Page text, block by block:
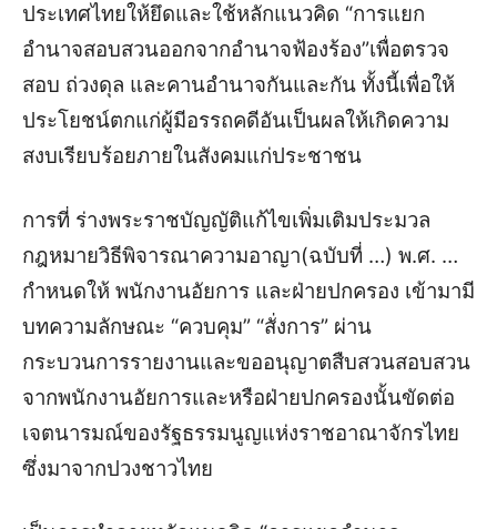
ประเทศไทยให้ยึดและใช้หลักแนวคิด “การแยก
อำนาจสอบสวนออกจากอำนาจฟ้องร้อง”เพื่อตรวจ
สอบ ถ่วงดุล และคานอำนาจกันและกัน ทั้งนี้เพื่อให้
ประโยชน์ตกแก่ผู้มีอรรถคดีอันเป็นผลให้เกิดความ
สงบเรียบร้อยภายในสังคมแก่ประชาชน
การที่ ร่างพระราชบัญญัติแก้ไขเพิ่มเติมประมวล
กฎหมายวิธีพิจารณาความอาญา(ฉบับที่ …) พ.ศ. …
กำหนดให้ พนักงานอัยการ และฝ่ายปกครอง เข้ามามี
บทความลักษณะ “ควบคุม” “สั่งการ” ผ่าน
กระบวนการรายงานและขออนุญาตสืบสวนสอบสวน
จากพนักงานอัยการและหรือฝ่ายปกครองนั้นขัดต่อ
เจตนารมณ์ของรัฐธรรมนูญแห่งราชอาณาจักรไทย
ซึ่งมาจากปวงชาวไทย